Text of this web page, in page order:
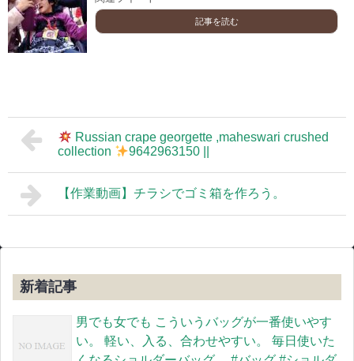
記事を読む
Russian crape georgette ,maheswari crushed
collection
9642963150 ||
【作業動画】チラシでゴミ箱を作ろう。
新着記事
男でも女でも こういうバッグが一番使いやす
い。 軽い、入る、合わせやすい。 毎日使いた